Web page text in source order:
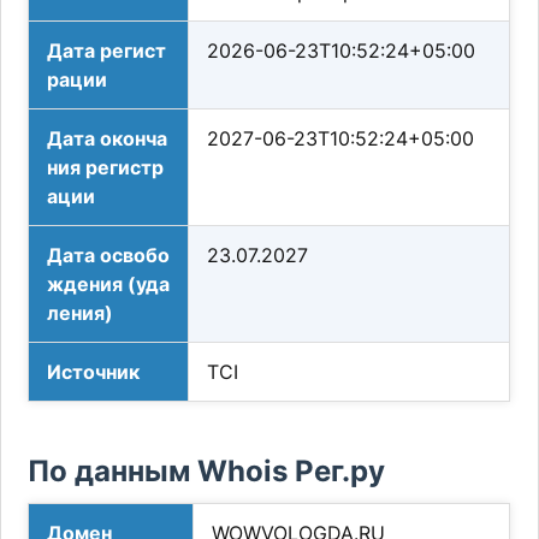
Дата регист
рации
2026-06-23T10:52:24+05:00
Дата оконча
ния регистр
ации
2027-06-23T10:52:24+05:00
Дата освобо
ждения (уда
ления)
23.07.2027
Источник TCI
По данным Whois Рег.ру
Домен WOWVOLOGDA.RU